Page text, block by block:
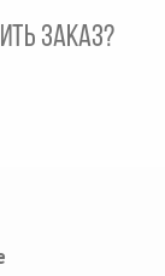
ЗАКАЗ?